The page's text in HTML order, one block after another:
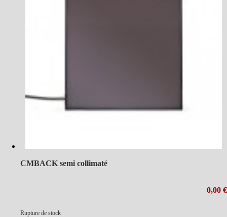
CMBACK semi collimaté
0,00 €
Rupture de stock